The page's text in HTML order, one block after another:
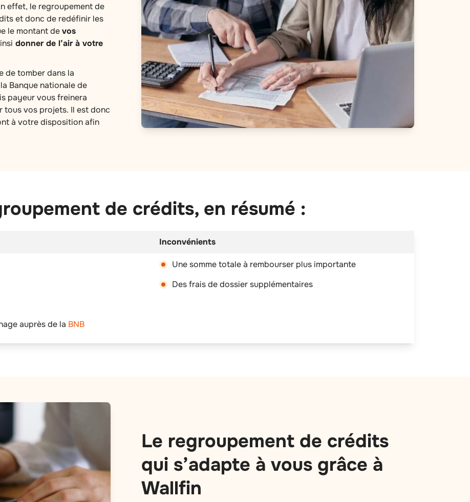
effet, le regroupement de
et donc de redéfinir les
le montant devos
donner de l’air à votre
de tomber dans la
Banque nationale de
payeur vous freinera
tous vos projets. Il est donc
à votre disposition afin
de crédits, en résumé :
Inconvénients
auprès de la BNB
Une somme totale à rembourser plus importante
Des frais de dossier supplémentaires
Le regroupement de crédits
qui s’adapte à vous grâce à
Wallfin